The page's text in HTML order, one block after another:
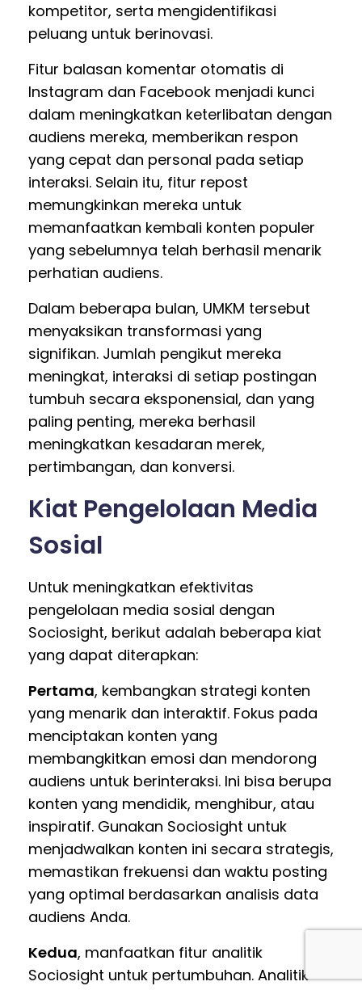
kompetitor, serta mengidentifikasi
peluang untuk berinovasi.
Fitur balasan komentar otomatis di
Instagram dan Facebook menjadi kunci
dalam meningkatkan keterlibatan dengan
audiens mereka, memberikan respon
yang cepat dan personal pada setiap
interaksi. Selain itu, fitur repost
memungkinkan mereka untuk
memanfaatkan kembali konten populer
yang sebelumnya telah berhasil menarik
perhatian audiens.
Dalam beberapa bulan, UMKM tersebut
menyaksikan transformasi yang
signifikan. Jumlah pengikut mereka
meningkat, interaksi di setiap postingan
tumbuh secara eksponensial, dan yang
paling penting, mereka berhasil
meningkatkan kesadaran merek,
pertimbangan, dan konversi.
Kiat Pengelolaan Media
Sosial
Untuk meningkatkan efektivitas
pengelolaan media sosial dengan
Sociosight, berikut adalah beberapa kiat
yang dapat diterapkan:
Pertama, kembangkan strategi konten
yang menarik dan interaktif. Fokus pada
menciptakan konten yang
membangkitkan emosi dan mendorong
audiens untuk berinteraksi. Ini bisa berupa
konten yang mendidik, menghibur, atau
inspiratif. Gunakan Sociosight untuk
menjadwalkan konten ini secara strategis,
memastikan frekuensi dan waktu posting
yang optimal berdasarkan analisis data
audiens Anda.
Kedua, manfaatkan fitur analitik
Sociosight untuk pertumbuhan. Analitik